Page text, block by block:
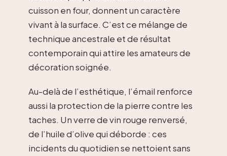
cuisson en four, donnent un caractère
vivant à la surface. C’est ce mélange de
technique ancestrale et de résultat
contemporain qui attire les amateurs de
décoration soignée.
Au-delà de l’esthétique, l’émail renforce
aussi la protection de la pierre contre les
taches. Un verre de vin rouge renversé,
de l’huile d’olive qui déborde : ces
incidents du quotidien se nettoient sans